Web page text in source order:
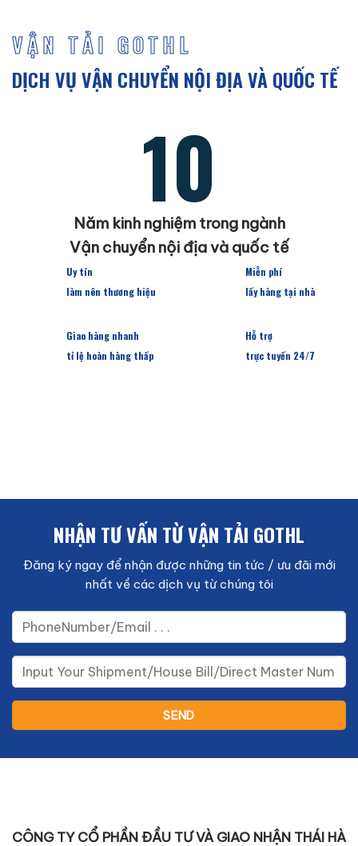
VẬN TẢI GOTHL
DỊCH VỤ VẬN CHUYỂN NỘI ĐỊA VÀ QUỐC TẾ
10
Năm kinh nghiệm trong ngành
Vận chuyển nội địa và quốc tế
Uy tín
làm nên thương hiệu
Miễn phí
lấy hàng tại nhà
Giao hàng nhanh
tỉ lệ hoàn hàng thấp
Hỗ trợ
trực tuyến 24/7
NHẬN TƯ VẤN TỪ VẬN TẢI GOTHL
Đăng ký ngay để nhận được những tin tức / ưu đãi mới
nhất về các dịch vụ từ chúng tôi
CÔNG TY CỔ PHẦN ĐẦU TƯ VÀ GIAO NHẬN THÁI HÀ